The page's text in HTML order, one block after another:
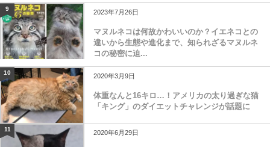
9 2023年7月26日
マヌルネコは何故かわいいのか？イエネコとの
違いから生態や進化まで、知られざるマヌルネ
コの秘密に迫...
10 2020年3月9日
体重なんと16キロ…！アメリカの太り過ぎな猫
「キング」のダイエットチャレンジが話題に
11 2020年6月29日